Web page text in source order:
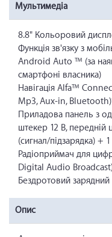
Мультимедіа
8.8" Кольоровий
Функція зв'язку з
Android Auto ™ (за
смартфоні власника)
Навігація Alfa™
Mp3, Aux-in,
Приладова панель з
штекер 12 В, передній
(сигнал/підзарядка) +
Радіоприймач для
Digital Audio
Бездротовий
Опис